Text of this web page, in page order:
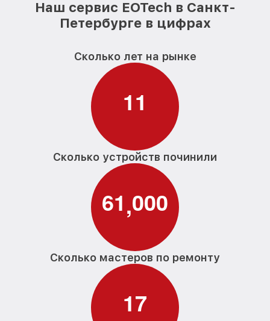
Наш сервис EOTech в Санкт-
Петербурге в цифрах
Сколько лет на рынке
11
Сколько устройств починили
61,000
Сколько мастеров по ремонту
17